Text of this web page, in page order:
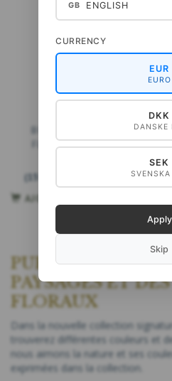
FLOWER GARDEN JL
EXCL. TVA)
AJOUTER AU PANIER
PURSE AVEC DE
PAYSAGES ET
FLORAUX
Dans la nouvelle collection
trouverez différentes couleurs et
nous aimons la nature et ses
exprimées dans la collection.
GB ENGLISH
CURRENCY
EUR
EURO
DKK
DANSKE
SEK
SVENSKA
Apply
Skip